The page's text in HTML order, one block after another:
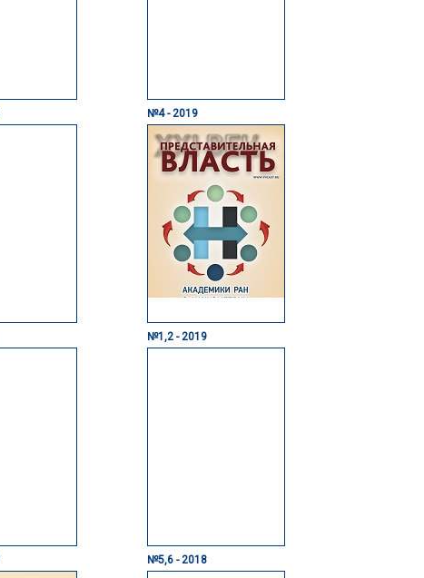
№4 - 2019
№1,2 - 2019
№5,6 - 2018